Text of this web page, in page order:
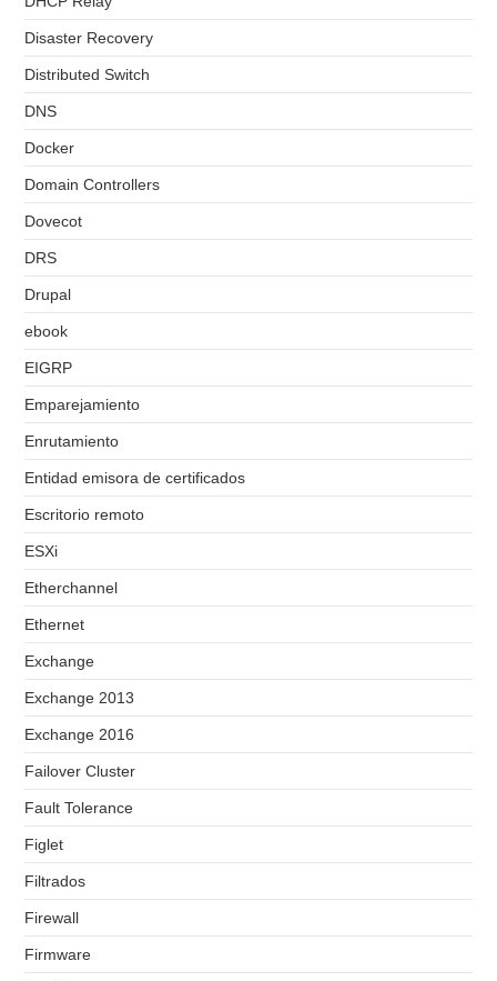
Disaster Recovery
Distributed Switch
DNS
Docker
Domain Controllers
Dovecot
DRS
Drupal
ebook
EIGRP
Emparejamiento
Enrutamiento
Entidad emisora de certificados
Escritorio remoto
ESXi
Etherchannel
Ethernet
Exchange
Exchange 2013
Exchange 2016
Failover Cluster
Fault Tolerance
Figlet
Filtrados
Firewall
Firmware